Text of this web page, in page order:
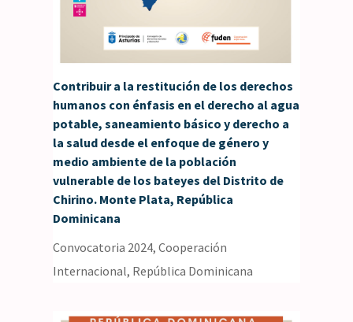
Contribuir a la restitución de los derechos
humanos con énfasis en el derecho al agua
potable, saneamiento básico y derecho a
la salud desde el enfoque de género y
medio ambiente de la población
vulnerable de los bateyes del Distrito de
Chirino. Monte Plata, República
Dominicana
Convocatoria 2024,Cooperación
Internacional, República Dominicana